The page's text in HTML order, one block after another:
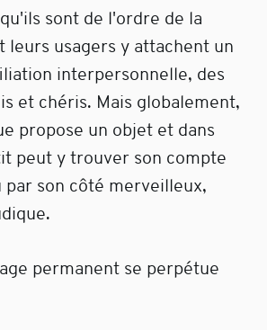
sont de l'ordre de la
leurs usagers y attachent un
interpersonnelle, des
et chéris. Mais globalement,
propose un objet et dans
peut y trouver son compte
par son côté merveilleux,
permanent se perpétue